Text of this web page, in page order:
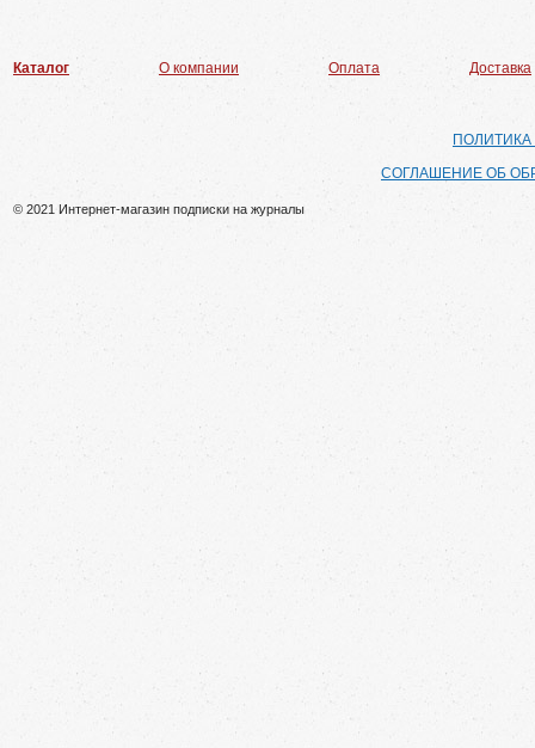
Каталог О компании Оплата Доставка
СОГЛАШЕНИЕ ОБ
© 2021 Интернет-магазин подписки на журналы